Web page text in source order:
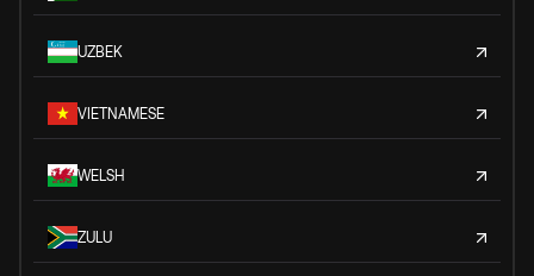
UZBEK
VIETNAMESE
WELSH
ZULU